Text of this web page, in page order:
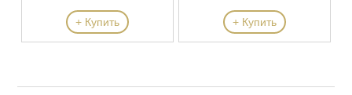
+ Купить + Купить